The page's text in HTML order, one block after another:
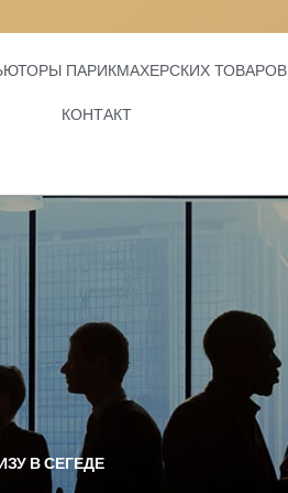
ПАРИКМАХЕРСКИХ ТОВАРОВ
КОНТАКТ
В СЕГЕДЕ